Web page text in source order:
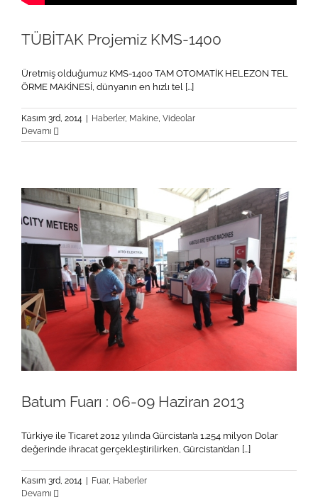
TÜBİTAK Projemiz KMS-1400
Üretmiş olduğumuz KMS-1400 TAM OTOMATİK HELEZON TEL
ÖRME MAKİNESİ, dünyanın en hızlı tel [...]
Kasım 3rd, 2014 | Haberler, Makine Videolar
Devamı
Batum Fuarı : 06-09 Haziran 2013
Türkiye ile Ticaret 2012 yılında Gürcistan’a 1.254 milyon Dolar
değerinde ihracat gerçekleştirilirken, Gürcistan’dan [...]
Kasım 3rd, 2014 Fuar, Haberler
Devamı